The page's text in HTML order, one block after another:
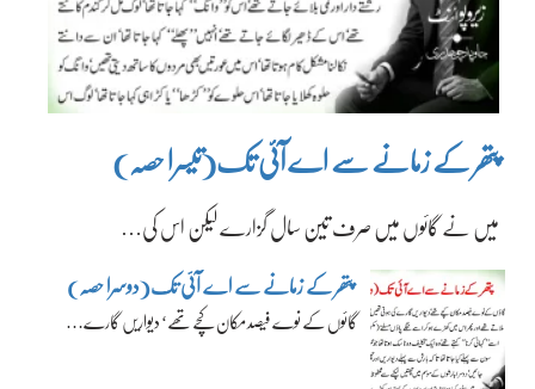
پتھر کے زمانے سے اے آئی تک(تیسرا حصہ)
میں نے گائوں میں صرف تین سال گزارے لیکن اس کی…
پتھر کے زمانے سے اے آئی تک(دوسرا حصہ)
گائوں کے نوے فیصد مکان کچے تھے‘ دیواریں گارے…